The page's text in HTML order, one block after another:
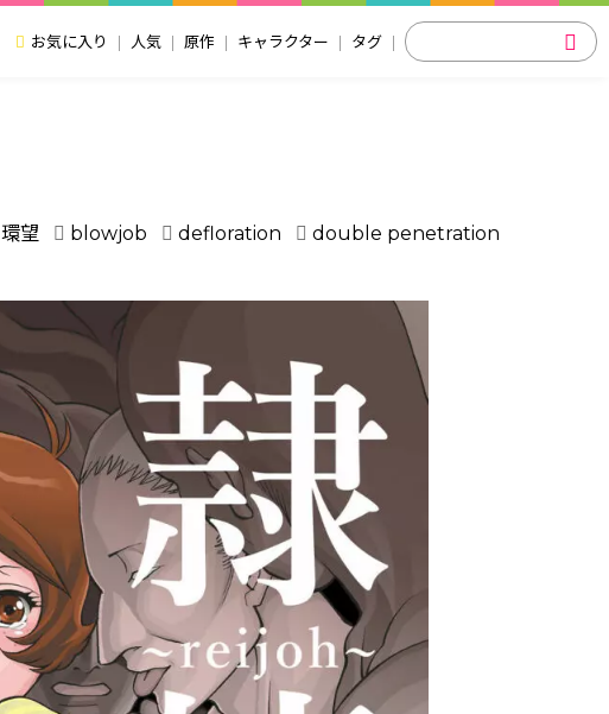
お気に入り 人気 原作 キャラクター タグ
環望 blowjob defloration
double penetration